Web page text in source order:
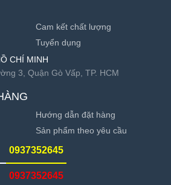
Cam kết chất lượng
Tuyển dụng
CHÍ MINH
3, Quận Gò Vấp, TP. HCM
Hướng dẫn đặt hàng
Sản phẩm theo yêu cầu
0937352645
0937352645